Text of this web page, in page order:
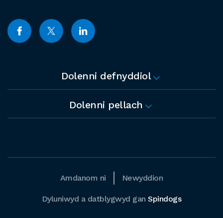
Dolenni defnyddiol
Dolenni pellach
Amdanom ni Newyddion
Dyluniwyd a datblygwyd ganSpindogs